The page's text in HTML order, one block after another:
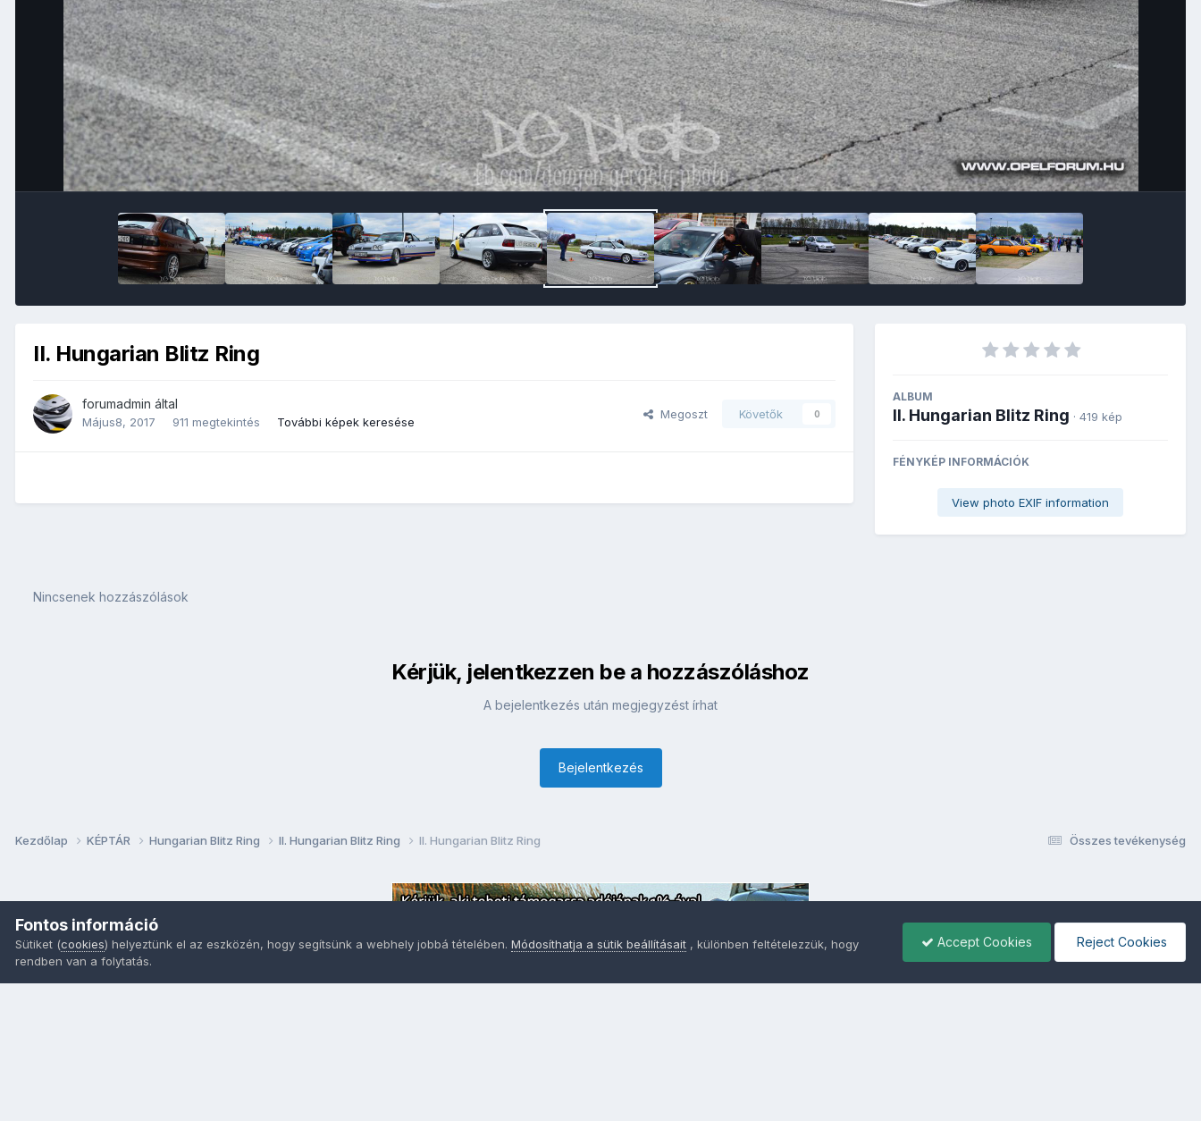
Image Tools
II. Hungarian Blitz Ring
forumadmin által
Május8, 2017 911 megtekintés További képek keresése
Megoszt Követők 0
ALBUM
II. Hungarian Blitz Ring · 419 kép
FÉNYKÉP INFORMÁCIÓK
View photo EXIF information
Nincsenek hozzászólások
Kérjük, jelentkezzen be a hozzászóláshoz
A bejelentkezés után megjegyzést írhat
Bejelentkezés
Összes tevékenység
Kezdőlap KÉPTÁR Hungarian Blitz Ring II. Hungarian Blitz Ring II. Hungarian Blitz Ring
Fontos információ
Sütiket (cookies) helyeztünk el az eszközén, hogy segítsünk a webhely jobbá tételében. Módosíthatja a sütik beállításait , különben feltételezzük, hogy
rendben van a folytatás.
Accept Cookies Reject Cookies